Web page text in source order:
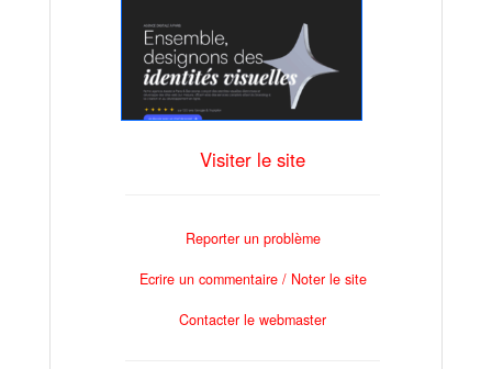
Visiter le site
Reporter un problème
Ecrire un commentaire / Noter le site
Contacter le webmaster